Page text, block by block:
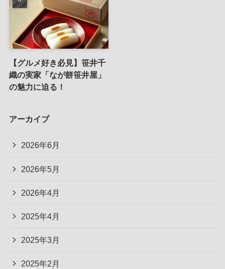
【グルメ好き必見】笹井千
織の実家「なが餅笹井屋」
の魅力に迫る！
アーカイブ
2026年6月
2026年5月
2026年4月
2025年4月
2025年3月
2025年2月